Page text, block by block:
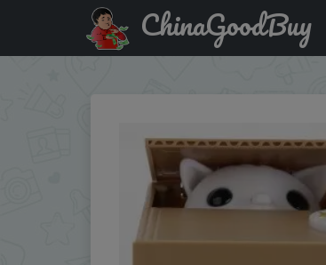
Промокод на знижку JNDLNL34 Automatic
ChinaGoodBuy